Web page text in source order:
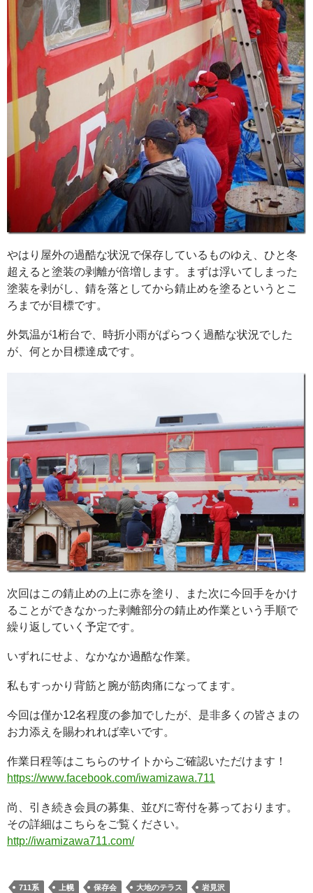
やはり屋外の過酷な状況で保存しているものゆえ、ひと冬
超えると塗装の剥離が倍増します。まずは浮いてしまった
塗装を剥がし、錆を落としてから錆止めを塗るというとこ
ろまでが目標です。
外気温が1桁台で、時折小雨がぱらつく過酷な状況でした
が、何とか目標達成です。
次回はこの錆止めの上に赤を塗り、また次に今回手をかけ
ることができなかった剥離部分の錆止め作業という手順で
繰り返していく予定です。
いずれにせよ、なかなか過酷な作業。
私もすっかり背筋と腕が筋肉痛になってます。
今回は僅か12名程度の参加でしたが、是非多くの皆さまの
お力添えを賜われれば幸いです。
作業日程等はこちらのサイトからご確認いただけます！
https://www.facebook.com/iwamizawa.711
尚、引き続き会員の募集、並びに寄付を募っております。
その詳細はこちらをご覧ください。
http://iwamizawa711.com/
711系 上幌 保存会 大地のテラス
岩見沢